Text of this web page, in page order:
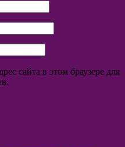
сайта в этом браузере для